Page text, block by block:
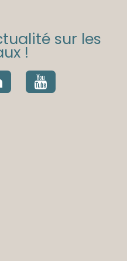
sur les
!